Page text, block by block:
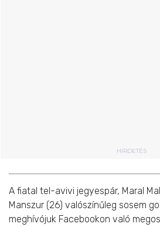
HIRDETÉS
A fiatal tel-avivi jegyespár, Maral
Manszur (26) valószínűleg sosem
meghívójuk Facebookon való